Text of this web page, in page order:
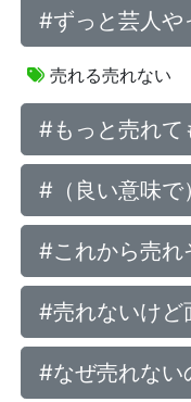
#ずっと芸人や
売れる売れない
#もっと売れて
#（良い意味で
#これから売れ
#売れないけど
#なぜ売れない